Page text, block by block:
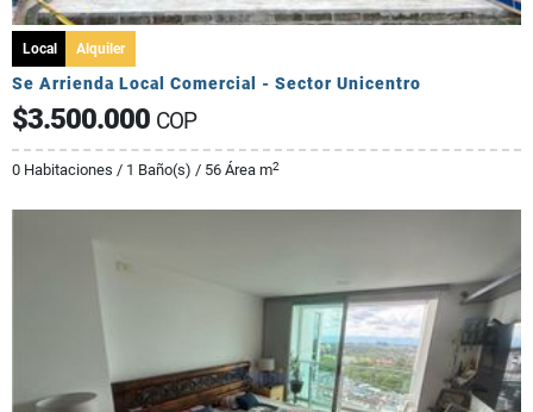
Local Alquiler
Se Arrienda Local Comercial - Sector Unicentro
$3.500.000 COP
0 Habitaciones / 1 Baño(s) / 56 Área m2